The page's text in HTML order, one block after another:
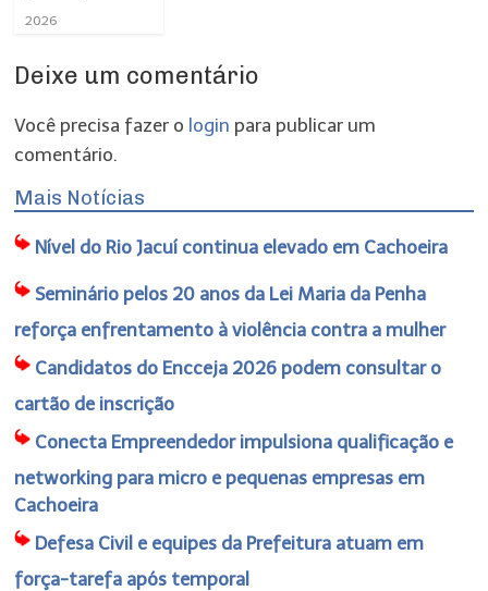
2026
Deixe um comentário
Você precisa fazer o login para publicar um
comentário.
Mais Notícias
Nível do Rio Jacuí continua elevado em Cachoeira
Seminário pelos 20 anos da Lei Maria da Penha
reforça enfrentamento à violência contra a mulher
Candidatos do Encceja 2026 podem consultar o
cartão de inscrição
Conecta Empreendedor impulsiona qualificação e
networking para micro e pequenas empresas em
Cachoeira
Defesa Civil e equipes da Prefeitura atuam em
força-tarefa após temporal